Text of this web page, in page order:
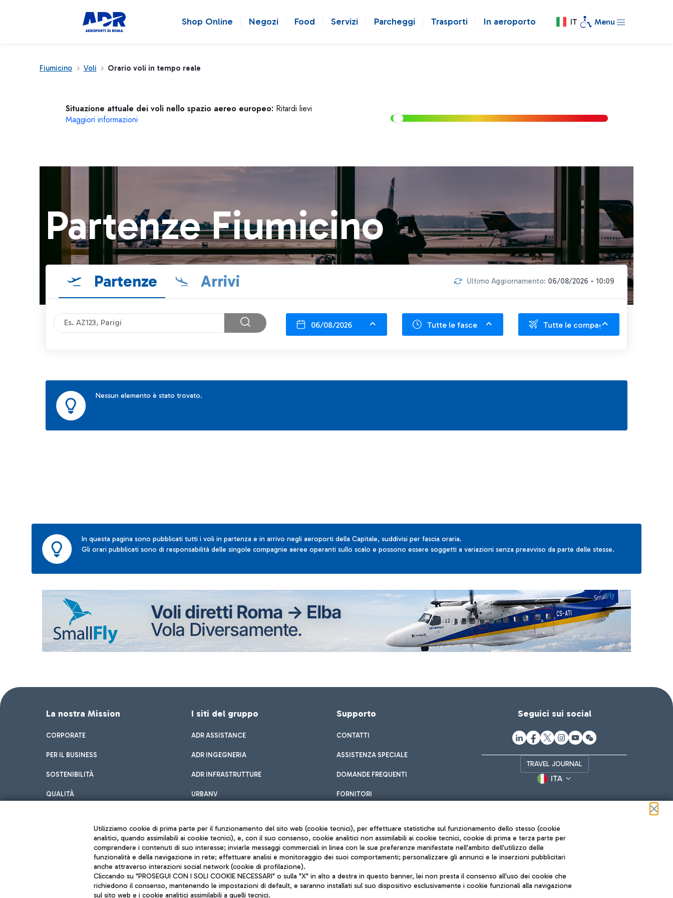
Shop Online Negozi Food Servizi Parcheggi Trasporti In aeroporto IT Menu
Fiumicino Voli Orario voli in tempo reale
Situazione attuale dei voli nello spazio aereo europeo: Ritardi lievi
Maggiori informazioni
Partenze Fiumicino
Partenze Arrivi Ultimo Aggiornamento: 06/08/2026 - 10:09
06/08/2026 Tutte le fasce Tutte le compagnie
Nessun elemento è stato trovato.
In questa pagina sono pubblicati tutti i voli in partenza e in arrivo negli aeroporti della Capitale, suddivisi per fascia oraria.
Gli orari pubblicati sono di responsabilità delle singole compagnie aeree operanti sullo scalo e possono essere soggetti a variazioni senza preavviso da parte delle stesse.
La nostra Mission
CORPORATE
PER IL BUSINESS
SOSTENIBILITÀ
QUALITÀ
I siti del gruppo
ADR ASSISTANCE
ADR INGEGNERIA
ADR INFRASTRUTTURE
URBANV
Supporto
CONTATTI
ASSISTENZA SPECIALE
DOMANDE FREQUENTI
FORNITORI
Seguici sui social
TRAVEL JOURNAL
ITA
Note legali
Mappa sito
Roma FCO
L'aeroporto stellato
Utilizziamo cookie di prima parte per il funzionamento del sito web (cookie tecnici), per effettuare statistiche sul funzionamento dello stesso (cookie
analitici, quando assimilabili ai cookie tecnici), e, con il suo consenso, cookie analitici non assimilabili ai cookie tecnici, cookie di prima e terza parte per
comprendere i contenuti di suo interesse; inviarle messaggi commerciali in linea con le sue preferenze manifestate nell'ambito dell'utilizzo delle
funzionalità e della navigazione in rete; effettuare analisi e monitoraggio dei suoi comportamenti; personalizzare gli annunci e le inserzioni pubblicitari
anche attraverso interazioni social network (cookie di profilazione).
Cliccando su "PROSEGUI CON I SOLI COOKIE NECESSARI" o sulla "X" in alto a destra in questo banner, lei non presta il consenso all'uso dei cookie che
richiedono il consenso, mantenendo le impostazioni di default, e saranno installati sul suo dispositivo esclusivamente i cookie funzionali alla navigazione
sul sito web e i cookie analitici assimilabili a quelli tecnici.